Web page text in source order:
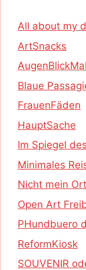
All about my
ArtSnacks
AugenBlickMal
Blaue
FrauenFäden
HauptSache
Im Spiegel
Minimales
Nicht mein Ort
Open Art
PHundbuero
ReformKiosk
SOUVENIR